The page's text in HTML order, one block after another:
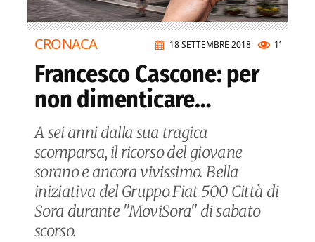
18 SETTEMBRE 2018 1’
CRONACA
Francesco Cascone: per
non dimenticare…
A sei anni dalla sua tragica
scomparsa, il ricorso del giovane
sorano e ancora vivissimo. Bella
iniziativa del Gruppo Fiat 500 Città di
Sora durante "MoviSora" di sabato
scorso.